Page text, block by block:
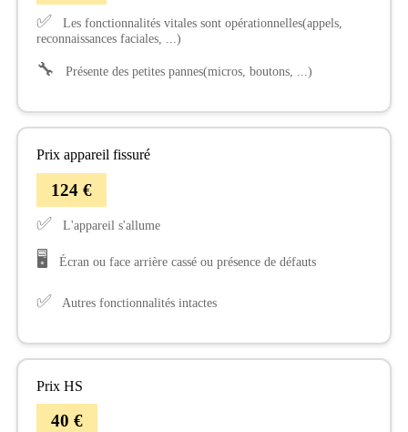
✅
Les fonctionnalités vitales sont opérationnelles(appels,
reconnaissances faciales, ...)
🔧 Présente des petites pannes(micros, boutons, ...)
Prix appareil fissuré
124 €
✅ L'appareil s'allume
🖥️ Écran ou face arrière cassé ou présence de défauts
✅ Autres fonctionnalités intactes
Prix HS
40 €